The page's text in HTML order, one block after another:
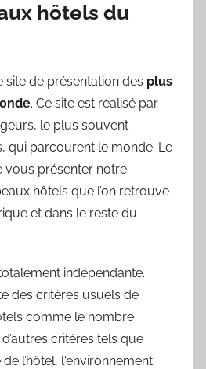
hôtels du
site de présentation des plus
. Ce site est réalisé par
le plus souvent
qui parcourent le monde. Le
vous présenter notre
hôtels que l’on retrouve
et dans le reste du
indépendante.
des critères usuels de
comme le nombre
critères tels que
l’hôtel, l'environnement